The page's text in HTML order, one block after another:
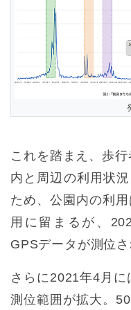
これを踏まえ、歩
内と周辺の利用状
ため、公園内の利
用に留まるが、
GPSデータが測位さ
さらに2021年4月
測位範囲が拡大。